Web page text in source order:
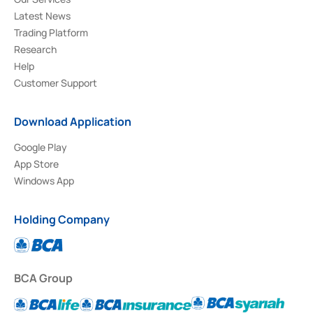
Latest News
Trading Platform
Research
Help
Customer Support
Download Application
Google Play
App Store
Windows App
Holding Company
BCA Group